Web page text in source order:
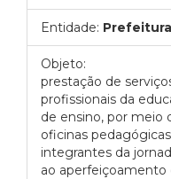
Entidade:
Objeto:
prestação de
profissionais da
de ensino, por meio
oficinas
integrantes da
ao aperfeiçoamento